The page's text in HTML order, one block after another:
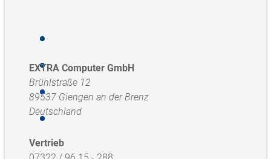
EXTRA Computer GmbH
Brühlstraße 12
89537 Giengen an der Brenz
Deutschland
Vertrieb